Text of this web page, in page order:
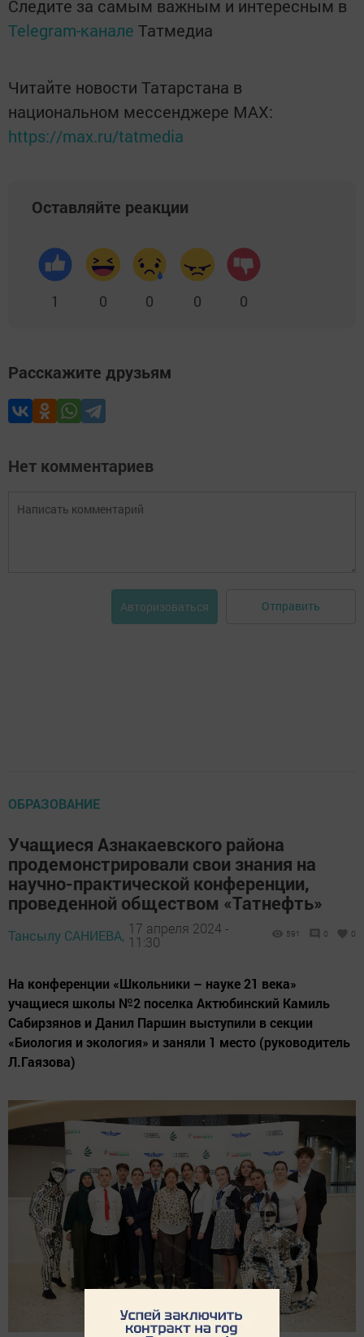
Следите за самым важным и интересным в
Telegram-канале Татмедиа
Читайте новости Татарстана в
национальном мессенджере MАХ:
https://max.ru/tatmedia
Оставляйте реакции
1 0 0 0 0
Расскажите друзьям
Нет комментариев
Авторизоваться Отправить
ОБРАЗОВАНИЕ
Учащиеся Азнакаевского района
продемонстрировали свои знания на
научно-практической конференции,
проведенной обществом «Татнефть»
Тансылу САНИЕВА, 17 апреля 2024 -
11:30
591 0 0
На конференции «Школьники – науке 21 века»
учащиеся школы №2 поселка Актюбинский Камиль
Сабирзянов и Данил Паршин выступили в секции
«Биология и экология» и заняли 1 место (руководитель
Л.Гаязова)